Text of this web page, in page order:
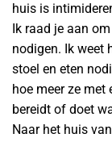
huis is
Ik raad je aan
nodigen. Ik weet
stoel en eten
hoe meer ze met
bereidt of doet
Naar het huis